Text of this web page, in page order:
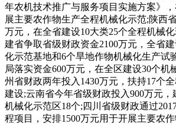
年农机技术推广与服务项目实施方案》
展主要农作物生产全程机械化示范;陕西
万元，在全省建设10大类25个全程机械
建省争取省级财政资金2100万元，全省
化示范基地和6个旱地作物机械化生产试
局落实资金600万元，在全区建设30个机
州省财政两年投入1430万元，扶持17个
建设;云南省今年省级财政投入900万元
机械化示范区18个;四川省级财政通过
程项目，安排1500万元用于开展主要农